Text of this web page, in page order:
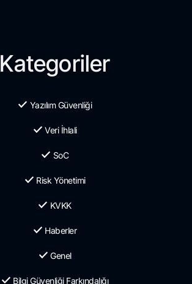
Kategoriler
Yazılım Güvenliği
Veri İhlali
SoC
Risk Yönetimi
KVKK
Haberler
Genel
Bilgi Güvenliği Farkındalığı